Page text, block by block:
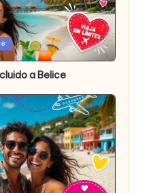
a Belice